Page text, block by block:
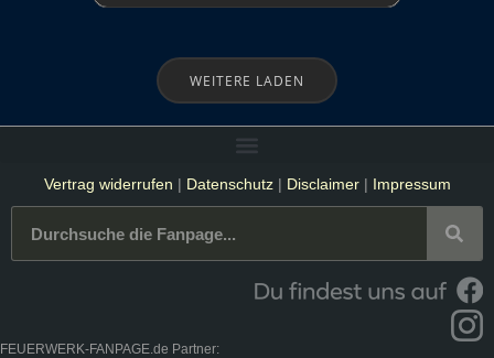
WEITERE LADEN
Vertrag widerrufen | Datenschutz| Disclaimer| Impressum
FEUERWERK-FANPAGE.de Partner: